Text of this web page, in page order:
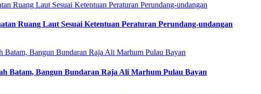
Ruang Laut Sesuai Ketentuan Peraturan Perundang-undangan
Batam, Bangun Bundaran Raja Ali Marhum Pulau Bayan